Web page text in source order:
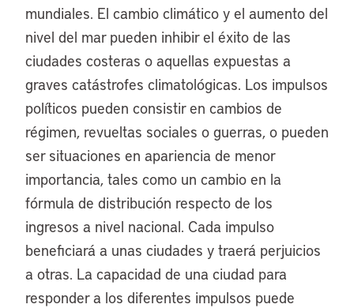
mundiales. El cambio climático y el aumento del
nivel del mar pueden inhibir el éxito de las
ciudades costeras o aquellas expuestas a
graves catástrofes climatológicas. Los impulsos
políticos pueden consistir en cambios de
régimen, revueltas sociales o guerras, o pueden
ser situaciones en apariencia de menor
importancia, tales como un cambio en la
fórmula de distribución respecto de los
ingresos a nivel nacional. Cada impulso
beneficiará a unas ciudades y traerá perjuicios
a otras. La capacidad de una ciudad para
responder a los diferentes impulsos puede